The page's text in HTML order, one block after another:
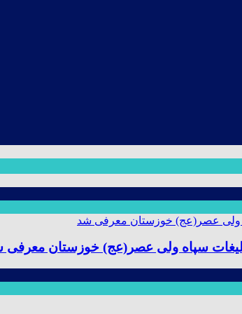
سپاه ولی عصر(عج) خوزستان معرفی